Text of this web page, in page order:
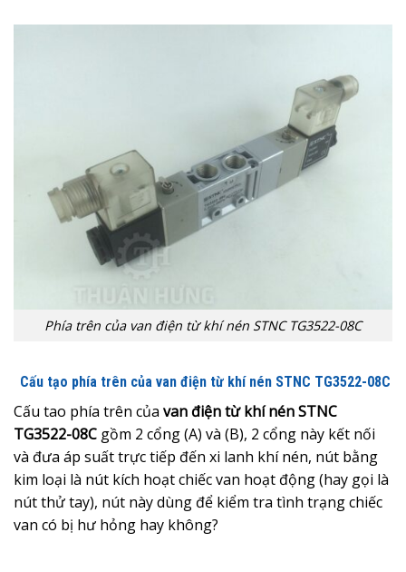
Phía trên của van điện từ khí nén STNC TG3522-08C
Cấu tạo phía trên của van điện từ khí nén STNC TG3522-08C
Cấu tao phía trên của van điện từ khí nén STNC
TG3522-08C gồm 2 cổng (A) và (B), 2 cổng này kết nối
và đưa áp suất trực tiếp đến xi lanh khí nén, nút bằng
kim loại là nút kích hoạt chiếc van hoạt động (hay gọi là
nút thử tay), nút này dùng để kiểm tra tình trạng chiếc
van có bị hư hỏng hay không?